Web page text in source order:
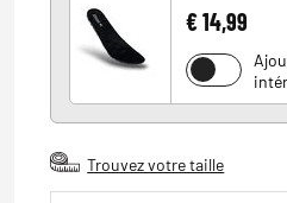
€ 14,99
Trouvez votre taille